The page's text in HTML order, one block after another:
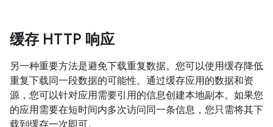
缓存 HTTP 响应
另一种重要方法是避免下载重复数据。您可以使用缓存降低
重复下载同一段数据的可能性。通过缓存应用的数据和资
源，您可以针对应用需要引用的信息创建本地副本。如果您
的应用需要在短时间内多次访问同一条信息，您只需将其下
载到缓存一次即可。